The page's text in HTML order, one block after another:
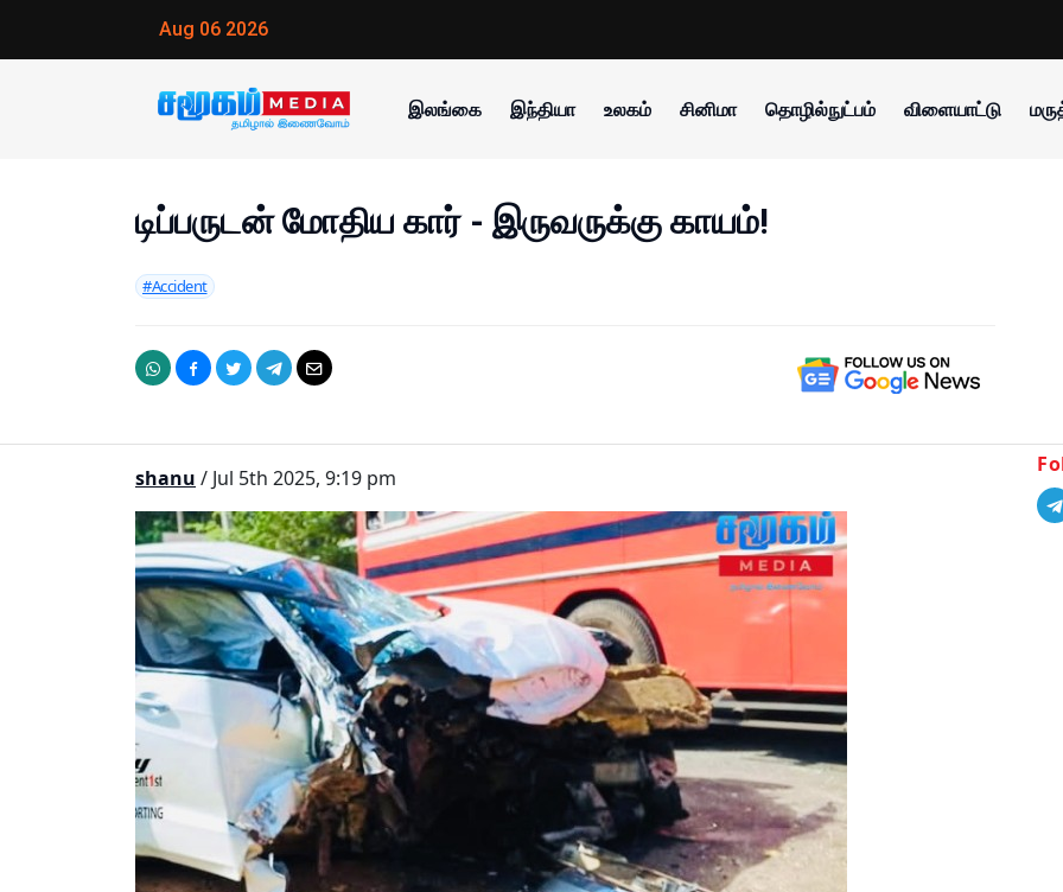
Aug 06 2026
இலங்கை இந்தியா உலகம் சினிமா தொழில்நுட்பம் விளையாட்டு
டிப்பருடன் மோதிய கார் - இருவருக்கு காயம்!
#Accident
shanu / Jul 5th 2025, 9:19 pm